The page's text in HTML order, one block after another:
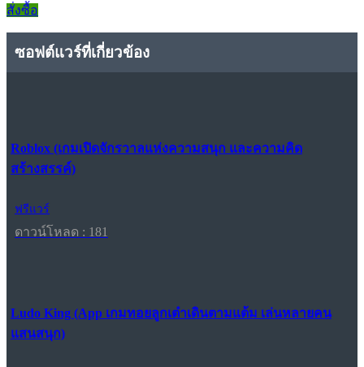
สั่งซื้อ
ซอฟต์แวร์ที่เกี่ยวข้อง
Roblox (เกมเปิดจักรวาลแห่งความสนุก และความคิด
สร้างสรรค์)
ฟรีแวร์
ดาวน์โหลด : 181
Ludo King (App เกมทอยลูกเต๋าเดินตามแต้ม เล่นหลายคน
แสนสนุก)